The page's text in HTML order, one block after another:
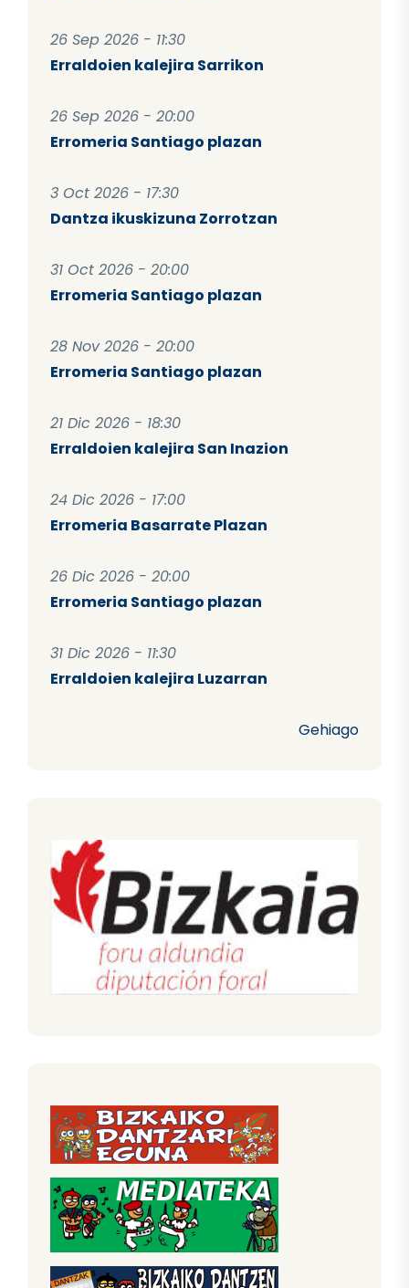
26 Sep 2026 - 11:30
Erraldoien kalejira Sarrikon
26 Sep 2026 - 20:00
Erromeria Santiago plazan
3 Oct 2026 - 17:30
Dantza ikuskizuna Zorrotzan
31 Oct 2026 - 20:00
Erromeria Santiago plazan
28 Nov 2026 - 20:00
Erromeria Santiago plazan
21 Dic 2026 - 18:30
Erraldoien kalejira San Inazion
24 Dic 2026 - 17:00
Erromeria Basarrate Plazan
26 Dic 2026 - 20:00
Erromeria Santiago plazan
31 Dic 2026 - 11:30
Erraldoien kalejira Luzarran
Gehiago